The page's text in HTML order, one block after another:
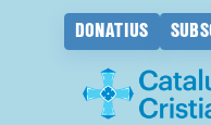
DONATIUS